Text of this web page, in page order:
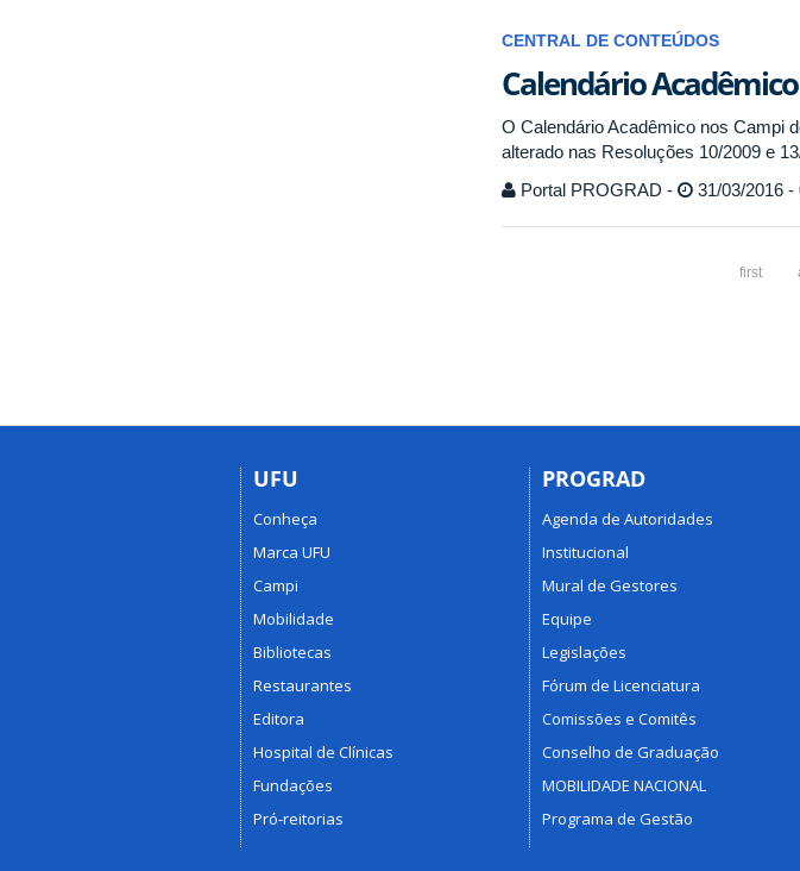
CENTRAL DE CONTEÚDOS
Calendário
O Calendário Acadêmico nos Campi
alterado nas Resoluções 10/2009 e
Portal PROGRAD -
31/03/2016 -
first
UFU
Conheça
Marca UFU
Campi
Mobilidade
Bibliotecas
Restaurantes
Editora
Hospital de Clínicas
Fundações
Pró-reitorias
PROGRAD
Agenda de Autoridades
Institucional
Mural de Gestores
Equipe
Legislações
Fórum de Licenciatura
Comissões e Comitês
Conselho de Graduação
MOBILIDADE NACIONAL
Programa de Gestão